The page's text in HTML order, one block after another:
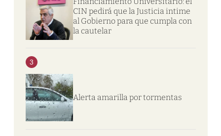
CIN pedirá que la Justicia intime
al Gobierno para que cumpla con
la cautelar
3
Alerta amarilla por tormentas